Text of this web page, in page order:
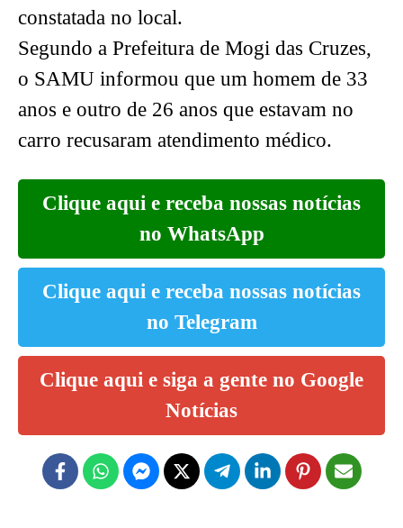
constatada no local.
Segundo a Prefeitura de Mogi das Cruzes,
o SAMU informou que um homem de 33
anos e outro de 26 anos que estavam no
carro recusaram atendimento médico.
Clique aqui e receba nossas notícias
no WhatsApp
Clique aqui e receba nossas notícias
no Telegram
Clique aqui e siga a gente no Google
Notícias